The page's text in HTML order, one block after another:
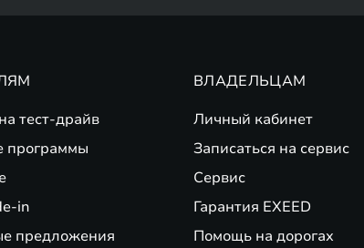
тест-драйв
программы
in
предложения
ВЛАДЕЛЬЦАМ
Личный кабинет
Записаться на сервис
Сервис
Гарантия EXEED
Помощь на дорогах